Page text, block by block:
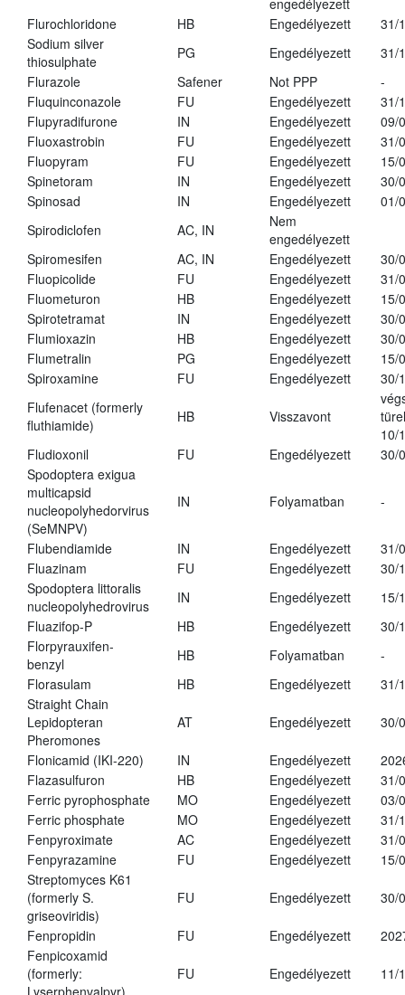
engedélyezett
Flurochloridone
HB Engedélyezett
31/
Sodium silver
thiosulphate
PG Engedélyezett
31/
Flurazole
Safener Not PPP
-
Fluquinconazole
FU Engedélyezett
31/
Flupyradifurone
IN Engedélyezett
09/
Fluoxastrobin
FU Engedélyezett
31/
Fluopyram
FU Engedélyezett
15/
Spinetoram
IN Engedélyezett
30/
Spinosad
IN Engedélyezett
01/
Spirodiclofen
AC, IN
Nem
engedélyezett
Spiromesifen
AC, IN Engedélyezett
30/
Fluopicolide
FU Engedélyezett
31/
Fluometuron
HB Engedélyezett
15/
Spirotetramat
IN Engedélyezett
30/
Flumioxazin
HB Engedélyezett
30/
Flumetralin
PG Engedélyezett
15/
Spiroxamine
FU Engedélyezett
30/
Flufenacet (formerly
fluthiamide)
HB Visszavont
10/
Fludioxonil
FU Engedélyezett
30/
Spodoptera exigua
multicapsid
nucleopolyhedorvirus
(SeMNPV)
IN Folyamatban -
Flubendiamide IN Engedélyezett
31/
Fluazinam
FU Engedélyezett
30/
Spodoptera littoralis
nucleopolyhedrovirus
IN Engedélyezett
15/
Fluazifop-P
HB Engedélyezett
30/
Florpyrauxifen-
benzyl
HB Folyamatban
-
Florasulam
HB Engedélyezett
31/
Straight Chain
Lepidopteran
Pheromones
AT Engedélyezett 30/
Flonicamid (IKI-220) IN Engedélyezett
Flazasulfuron
HB Engedélyezett
31/
Ferric pyrophosphate
MO Engedélyezett
03/
Ferric phosphate
MO Engedélyezett
31/
Fenpyroximate
AC Engedélyezett
31/
Fenpyrazamine
FU Engedélyezett
15/
Streptomyces K61
(formerly S.
griseoviridis)
FU Engedélyezett 30/
Fenpropidin FU Engedélyezett
Fenpicoxamid
(formerly:
FU Engedélyezett 11/